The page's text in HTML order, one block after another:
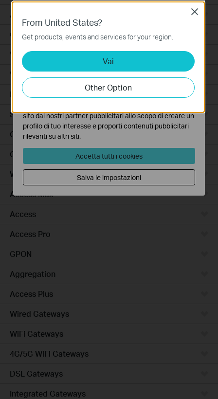
Accessori per Robot Aspirapolvere
Ceiling Mount
Wi-Fi
Wall Plate
Desktop
Switch
Outdoor
Gateway
Wireless Bridge
Access Max
Access
Access Pro
GPON
Aggregation
Access Plus
Wired Gateways
WiFi Gateways
4G/5G WiFi Gateways
DSL Gateways
Integrated Gateways
From United States?
Get products, events and services for your region.
Vai
Other Option
Close
Questi cookies sono necessari per il corretto
funzionamento del sito e non possono essere disattivati
nel tuo sistema.
Analytics e Marketing Cookies
I cookies analitici ci permettono di analizzare le tue
attività sul nostro sito allo scopo di migliorarne le
funzionalità.
sito dai nostri partner pubblicitari allo scopo di creare un
profilo di tuo interesse e proporti contenuti pubblicitari
rilevanti su altri siti.
Accetta tutti i cookies
Salva le impostazioni